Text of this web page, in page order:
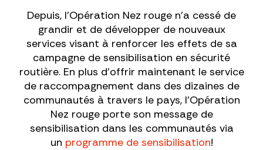
Depuis, l’Opération Nez rouge n’a cessé de
grandir et de développer de nouveaux
services visant à renforcer les effets de sa
campagne de sensibilisation en sécurité
routière. En plus d’offrir maintenant le service
de raccompagnement dans des dizaines de
communautés à travers le pays, l’Opération
Nez rouge porte son message de
sensibilisation dans les communautés via
un programme de sensibilisation!